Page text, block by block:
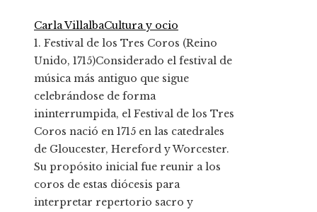
Carla VillalbaCultura y ocio
1. Festival de los Tres Coros (Reino
Unido, 1715)Considerado el festival de
música más antiguo que sigue
celebrándose de forma
ininterrumpida, el Festival de los Tres
Coros nació en 1715 en las catedrales
de Gloucester, Hereford y Worcester.
Su propósito inicial fue reunir a los
coros de estas diócesis para
interpretar repertorio sacro y